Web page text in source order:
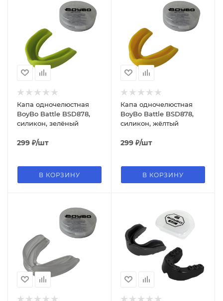
Капа одночелюстная
BoyBo Battle BSD878,
силикон, зелёный
299 ₽/шт
В КОРЗИНУ
Капа одночелюстная
BoyBo Battle BSD878,
силикон, жёлтый
299 ₽/шт
В КОРЗИНУ